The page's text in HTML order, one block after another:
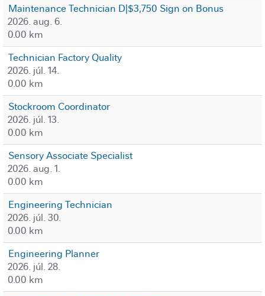
Maintenance Technician D|$3,750 Sign on Bonus
2026. aug. 6.
0.00 km
Technician Factory Quality
2026. júl. 14.
0.00 km
Stockroom Coordinator
2026. júl. 13.
0.00 km
Sensory Associate Specialist
2026. aug. 1.
0.00 km
Engineering Technician
2026. júl. 30.
0.00 km
Engineering Planner
2026. júl. 28.
0.00 km